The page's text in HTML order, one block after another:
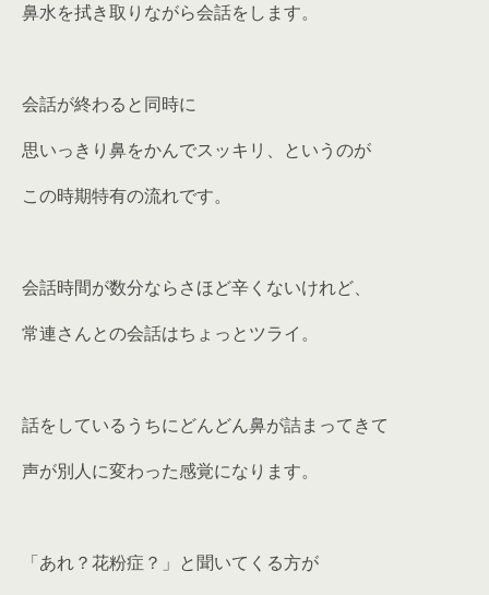
鼻水を拭き取りながら会話をします。
会話が終わると同時に
思いっきり鼻をかんでスッキリ、というのが
この時期特有の流れです。
会話時間が数分ならさほど辛くないけれど、
常連さんとの会話はちょっとツライ。
話をしているうちにどんどん鼻が詰まってきて
声が別人に変わった感覚になります。
「あれ？花粉症？」と聞いてくる方が